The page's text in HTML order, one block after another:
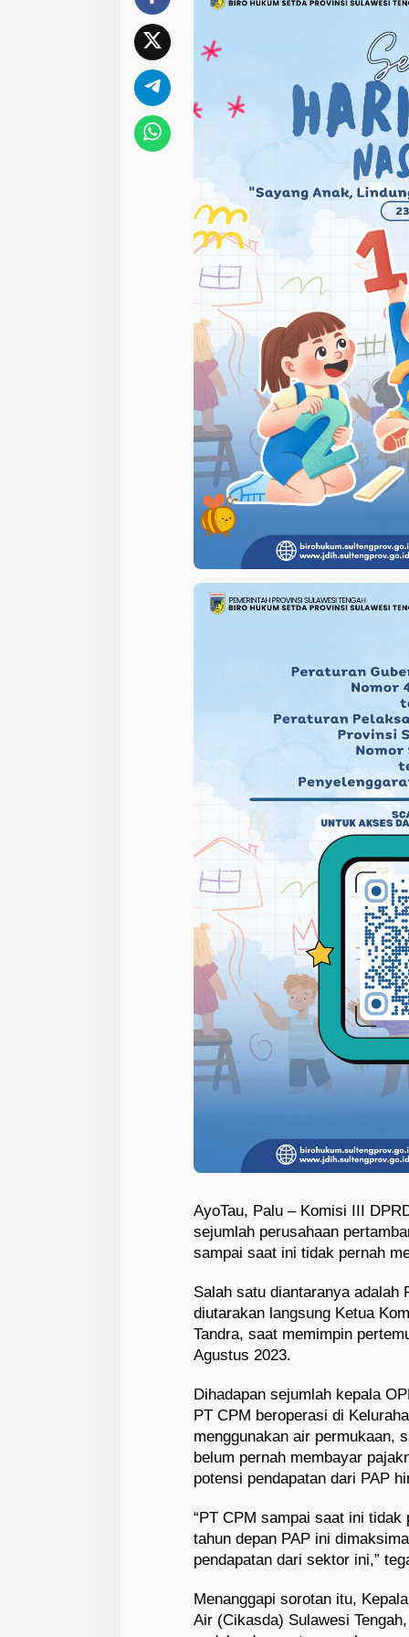
AyoTau, Palu – Komisi III
sejumlah perusahaan
sampai saat ini tidak pernah
Salah satu diantaranya
diutarakan langsung Ketua
Tandra, saat memimpin
Agustus 2023.
Dihadapan sejumlah kepala
PT CPM beroperasi di
menggunakan air permukaan,
belum pernah membayar
potensi pendapatan dari PAP
“PT CPM sampai saat ini tidak
tahun depan PAP ini
pendapatan dari sektor ini,”
Menanggapi sorotan itu,
Air (Cikasda) Sulawesi